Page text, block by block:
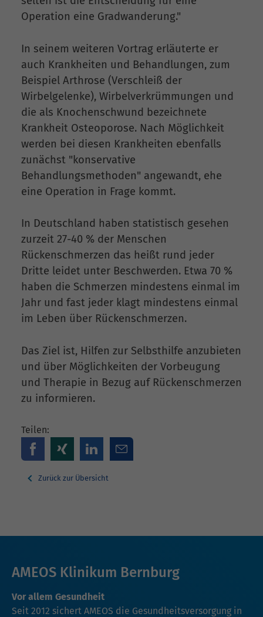
Operation eine Gradwanderung."
In seinem weiteren Vortrag erläuterte er
auch Krankheiten und Behandlungen, zum
Beispiel Arthrose (Verschleiß der
Wirbelgelenke), Wirbelverkrümmungen und
die als Knochenschwund bezeichnete
Krankheit Osteoporose. Nach Möglichkeit
werden bei diesen Krankheiten ebenfalls
zunächst "konservative
Behandlungsmethoden" angewandt, ehe
eine Operation in Frage kommt.
In Deutschland haben statistisch gesehen
zurzeit 27-40 % der Menschen
Rückenschmerzen das heißt rund jeder
Dritte leidet unter Beschwerden. Etwa 70 %
haben die Schmerzen mindestens einmal im
Jahr und fast jeder klagt mindestens einmal
im Leben über Rückenschmerzen.
Das Ziel ist, Hilfen zur Selbsthilfe anzubieten
und über Möglichkeiten der Vorbeugung
und Therapie in Bezug auf Rückenschmerzen
zu informieren.
Teilen:
Zurück zur Übersicht
AMEOS Klinikum Bernburg
Vor allem Gesundheit
Seit 2012 sichert AMEOS die Gesundheitsversorgung in